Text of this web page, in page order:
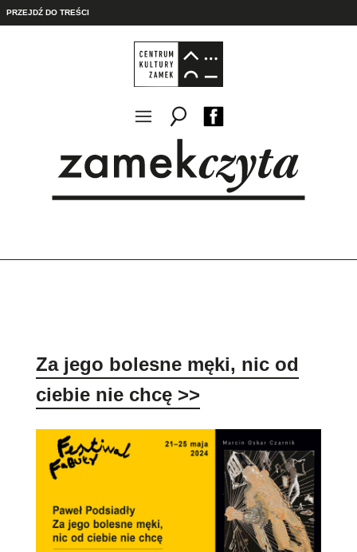
PRZEJDŹ DO TREŚCI
Za jego bolesne męki, nic od
ciebie nie chcę >>